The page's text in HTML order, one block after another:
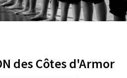
des Côtes d'Armor